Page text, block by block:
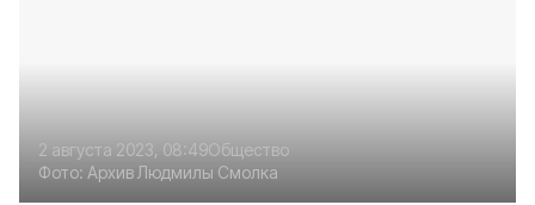
2 августа 2023, 08:49Общество
Фото: Архив Людмилы Смолка